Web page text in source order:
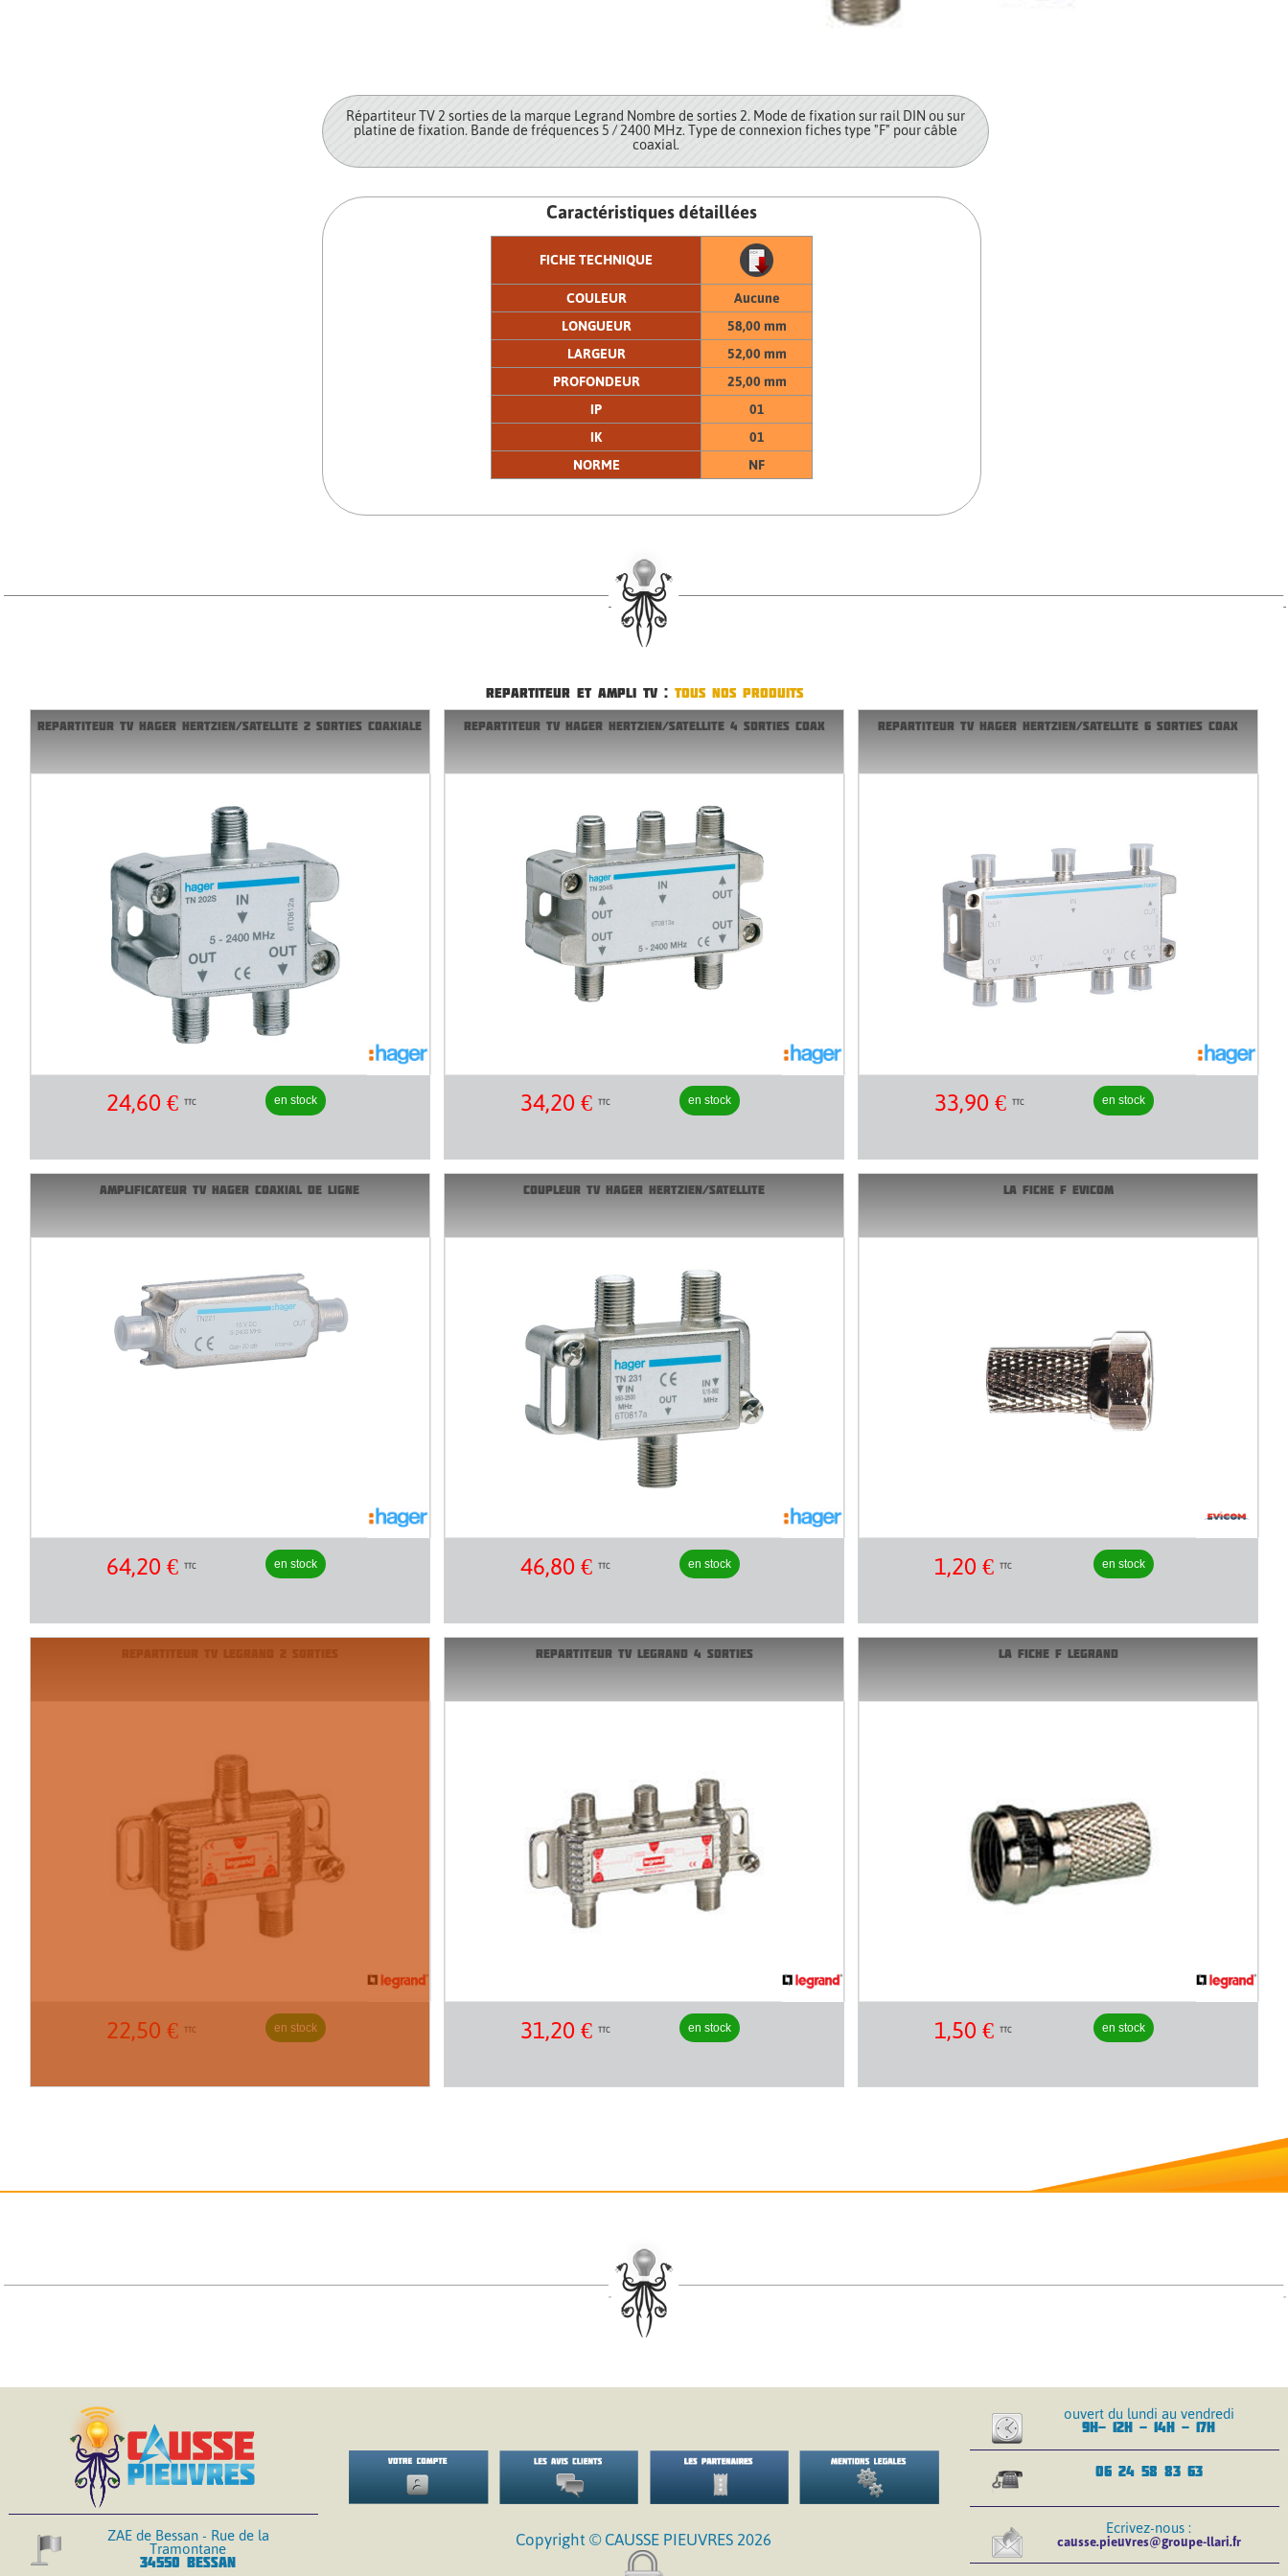
Répartiteur TV 2 sorties de la marque Legrand Nombre de sorties 2. Mode de fixation sur rail DIN ou sur
platine de fixation. Bande de fréquences 5 / 2400 MHz. Type de connexion fiches type "F" pour câble
coaxial.
Caractéristiques détaillées
FICHE TECHNIQUE
COULEUR
Aucune
LONGUEUR
58,00 mm
LARGEUR
52,00 mm
PROFONDEUR
25,00 mm
IP
01
IK
01
NORME
NF
REPARTITEUR ET AMPLI TV : TOUS NOS PRODUITS
REPARTITEUR TV HAGER HERTZIEN/SATELLITE 2 SORTIES COAXIALE
24,60 € TTC en stock
REPARTITEUR TV HAGER HERTZIEN/SATELLITE 4 SORTIES COAX
34,20 € TTC en stock
REPARTITEUR TV HAGER HERTZIEN/SATELLITE 6 SORTIES COAX
33,90 € TTC en stock
AMPLIFICATEUR TV HAGER COAXIAL DE LIGNE
64,20 € TTC en stock
COUPLEUR TV HAGER HERTZIEN/SATELLITE
46,80 € TTC en stock
LA FICHE F EVICOM
1,20 € TTC en stock
22,50 € TTC en stock
REPARTITEUR TV LEGRAND 4 SORTIES
31,20 € TTC en stock
LA FICHE F LEGRAND
1,50 € TTC en stock
ZAE de Bessan - Rue de la
Tramontane
34550 BESSAN
Copyright © CAUSSE PIEUVRES 2026
ouvert du lundi au vendredi
9H- 12H - 14H - 17H
06 24 58 83 63
Ecrivez-nous :
causse.pieuvres@groupe-llari.fr